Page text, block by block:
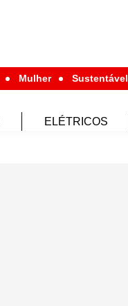
Mulher Sustentável
ELÉTRICOS